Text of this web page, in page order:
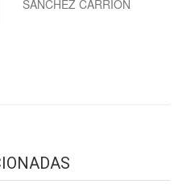
SÁNCHEZ CARRIÓN